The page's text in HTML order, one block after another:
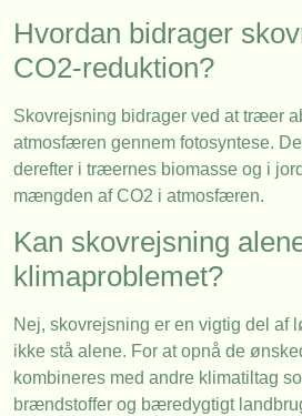
Hvordan bidrager
CO2-reduktion?
Skovrejsning bidrager ved at træer
atmosfæren gennem fotosyntese.
derefter i træernes biomasse og i
mængden af CO2 i atmosfæren.
Kan skovrejsning
klimaproblemet?
Nej, skovrejsning er en vigtig del af
ikke stå alene. For at opnå de
kombineres med andre klimatiltag
brændstoffer og bæredygtigt